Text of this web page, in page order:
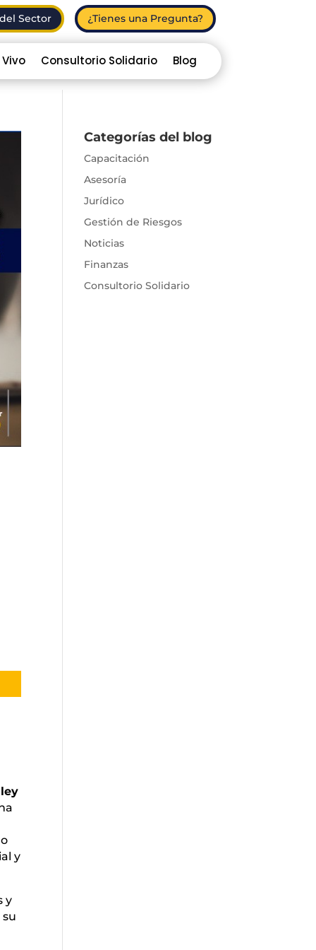
Sector ¿Tienes una Pregunta?
Consultorio Solidario Blog
y
y
Categorías del blog
Capacitación
Asesoría
Jurídico
Gestión de Riesgos
Noticias
Finanzas
Consultorio Solidario